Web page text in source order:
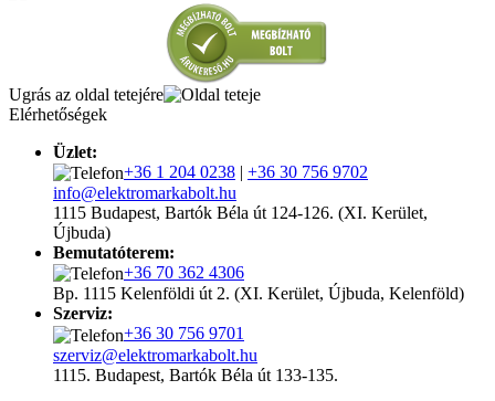
Ugrás az oldal tetejére
Elérhetőségek
Üzlet:
+36 1 204 0238 | +36 30 756 9702
info@elektromarkabolt.hu
1115 Budapest, Bartók Béla út 124-126. (XI. Kerület,
Újbuda)
Bemutatóterem:
+36 70 362 4306
Bp. 1115 Kelenföldi út 2. (XI. Kerület, Újbuda, Kelenföld)
Szerviz:
+36 30 756 9701
szerviz@elektromarkabolt.hu
1115. Budapest, Bartók Béla út 133-135.